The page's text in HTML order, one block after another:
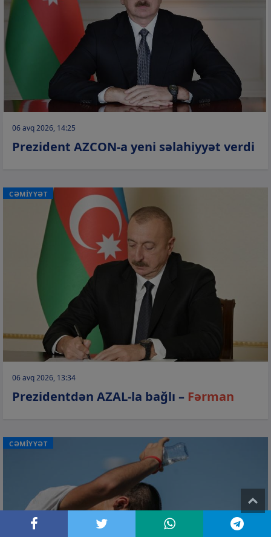
06 avq 2026, 14:25
Prezident AZCON-a yeni səlahiyyət verdi
CƏMİYYƏT
06 avq 2026, 13:34
Prezidentdən AZAL-la bağlı – Fərman
CƏMİYYƏT